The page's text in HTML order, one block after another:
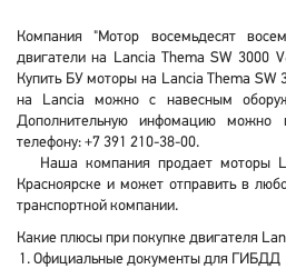
Компания "Мотор восемьдесят
двигатели на Lancia Thema SW 3000
Купить БУ моторы на Lancia Thema SW
на Lancia можно с навесным
Дополнительную инфомацию можно
телефону: +7 391 210-38-00.
Наша компания продает моторы
Красноярске и может отправить в
транспортной компании.
Какие плюсы при покупке двигателя
Официальные документы для ГИБДД